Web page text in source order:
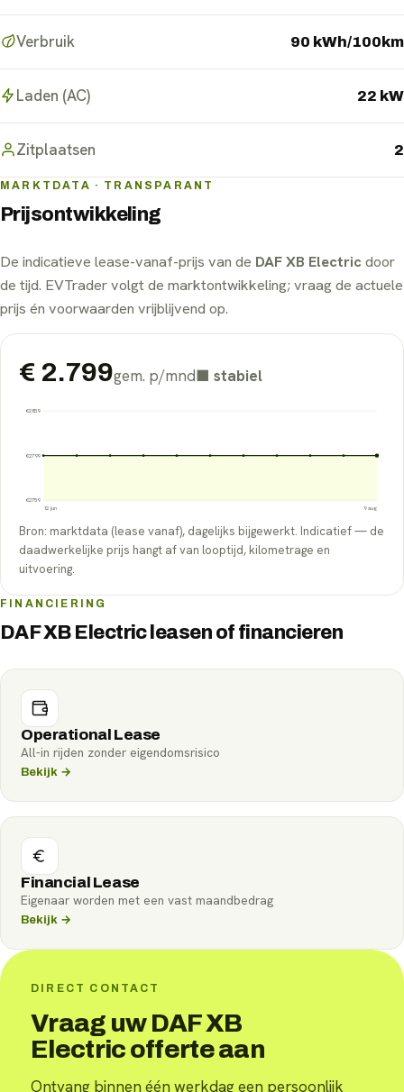
Verbruik 90 kWh/100km
Laden (AC) 22 kW
Zitplaatsen 2
MARKTDATA · TRANSPARANT
Prijsontwikkeling
De indicatieve lease-vanaf-prijs van de DAF XB Electric door
de tijd. EVTrader volgt de marktontwikkeling; vraag de actuele
prijs én voorwaarden vrijblijvend op.
€ 2.799gem. p/mnd■ stabiel
€2839
€2799
€2759
12 jun
9 aug
Bron: marktdata (lease vanaf), dagelijks bijgewerkt. Indicatief — de
daadwerkelijke prijs hangt af van looptijd, kilometrage en
uitvoering.
FINANCIERING
DAF XB Electric leasen of financieren
Operational Lease
All-in rijden zonder eigendomsrisico
Bekijk →
Financial Lease
Eigenaar worden met een vast maandbedrag
Bekijk →
DIRECT CONTACT
Vraag uw DAF XB
Electric offerte aan
Ontvang binnen één werkdag een persoonlijk